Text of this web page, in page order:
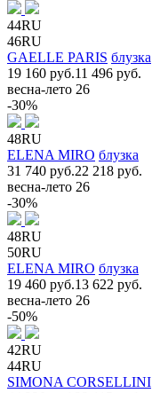
44RU
46RU
GAELLE PARIS блузка
19 160 руб.11 496 руб.
весна-лето 26
-30%
48RU
ELENA MIRO блузка
31 740 руб.22 218 руб.
весна-лето 26
-30%
48RU
50RU
ELENA MIRO блузка
19 460 руб.13 622 руб.
весна-лето 26
-50%
42RU
44RU
SIMONA CORSELLINI